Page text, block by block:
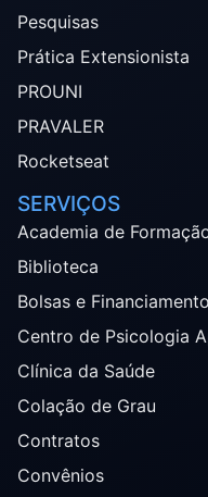
Pesquisas
Prática Extensionista
PROUNI
PRAVALER
Rocketseat
SERVIÇOS
Academia de
Biblioteca
Bolsas e
Centro de Psicologia
Clínica da Saúde
Colação de Grau
Contratos
Convênios